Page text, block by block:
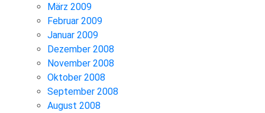
März 2009
Februar 2009
Januar 2009
Dezember 2008
November 2008
Oktober 2008
September 2008
August 2008